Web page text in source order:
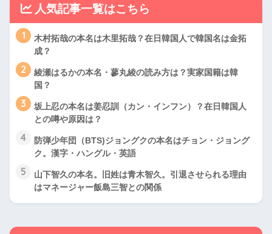
人気記事一覧はこちら
1
木村拓哉の本名は木里拓哉？在日韓国人で韓国名は金拓
成？
2
綾瀬はるかの本名・蓼丸綾の読み方は？実家国籍は韓
国？
3
坂上忍の本名は姜忍訓（カン・インフン）？在日韓国人
との噂や原因は？
4
防弾少年団（BTS)ジョングクの本名はチョン・ジョング
ク。漢字・ハングル・英語
5
山下智久の本名。旧姓は青木智久。引退させられる理由
はマネージャー飯島三智との関係